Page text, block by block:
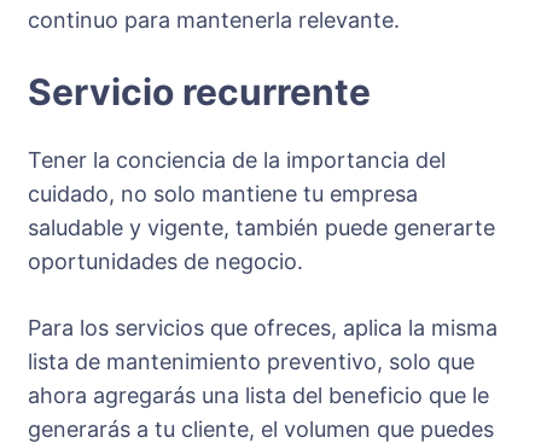
continuo para mantenerla relevante.
Servicio recurrente
Tener la conciencia de la importancia del
cuidado, no solo mantiene tu empresa
saludable y vigente, también puede generarte
oportunidades de negocio.
Para los servicios que ofreces, aplica la misma
lista de mantenimiento preventivo, solo que
ahora agregarás una lista del beneficio que le
generarás a tu cliente, el volumen que puedes